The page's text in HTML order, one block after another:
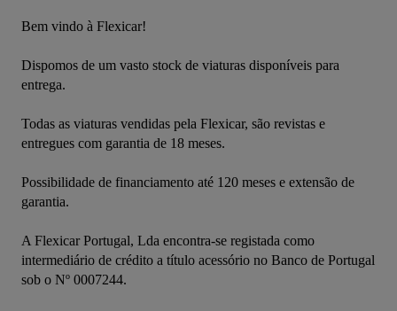
Bem vindo à Flexicar!
Dispomos de um vasto stock de viaturas disponíveis para
entrega.
Todas as viaturas vendidas pela Flexicar, são revistas e
entregues com garantia de 18 meses.
Possibilidade de financiamento até 120 meses e extensão de
garantia.
A Flexicar Portugal, Lda encontra-se registada como
intermediário de crédito a título acessório no Banco de Portugal
sob o Nº 0007244.